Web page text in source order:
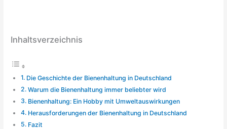
Inhaltsverzeichnis
Die Geschichte der Bienenhaltung in Deutschland
Warum die Bienenhaltung immer beliebter wird
Bienenhaltung: Ein Hobby mit Umweltauswirkungen
Herausforderungen der Bienenhaltung in Deutschland
Fazit